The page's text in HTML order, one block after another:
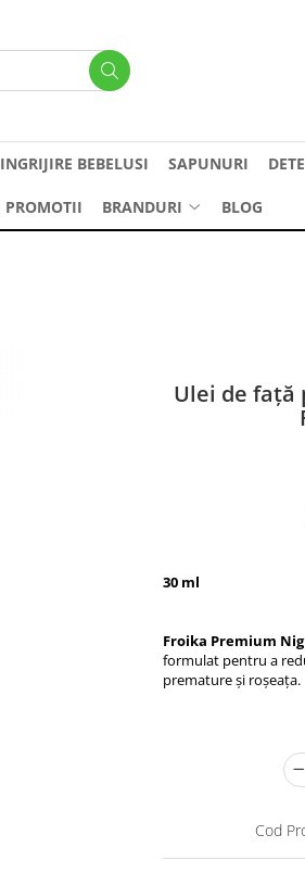
INGRIJIRE BEBELUSI SAPUNURI
PROMOTII BRANDURI BLOG
Ulei de
30 ml
Froika Premium
formulat pentru a
premature și roșeața.
Cod